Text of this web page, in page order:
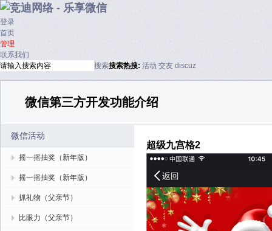
登录
首页
管理
联系我们
搜索搜索热搜: 活动 交友 discuz
微信第三方开发功能介绍
微信活动
摇一摇抽奖（新年版）
摇一摇抽奖（新年版）
抓礼物（父亲节）
比眼力（父亲节）
超级九宫格2